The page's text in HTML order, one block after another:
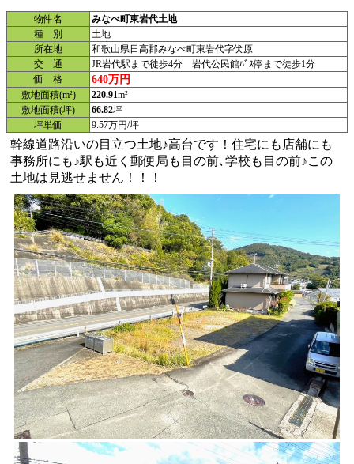
物件名
みなべ町東岩代土地
種 別
土地
所在地
和歌山県日高郡みなべ町東岩代字伏原
交 通
JR岩代駅まで徒歩4分 岩代公民館ﾊﾞｽ停まで徒歩1分
価 格
640万円
敷地面積(m²) 220.91m²
敷地面積(坪)
66.82坪
坪単価
9.57万円/坪
幹線道路沿いの目立つ土地♪高台です！住宅にも店舗にも
事務所にも♪駅も近く郵便局も目の前､学校も目の前♪この
土地は見逃せません！！！